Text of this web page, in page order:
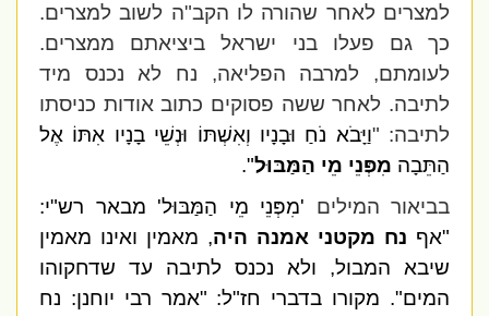
למצרים לאחר שהורה לו הקב"ה לשוב למצרים.
כך גם פעלו בני ישראל ביציאתם ממצרים.
לעומתם, למרבה הפליאה, נח לא נכנס מיד
לתיבה. לאחר ששה פסוקים כתוב אודות כניסתו
לתיבה: " וַיָּבֹא נֹחַ וּבָנָיו וְאִשְׁתּוֹ וּנְשֵׁי בָנָיו אִתּוֹ אֶל
הַתֵּבָהמִפְּנֵי מֵי הַמַּבּוּל".
בביאור המילים'מִפְּנֵי מֵי הַמַּבּוּל' מבאר רש"י:
"אףנח מקטני אמנה היה, מאמין ואינו מאמין
שיבא המבול, ולא נכנס לתיבה עד שדחקוהו
המים". מקורו בדברי חז"ל: "אמר רבי יוחנן: נח